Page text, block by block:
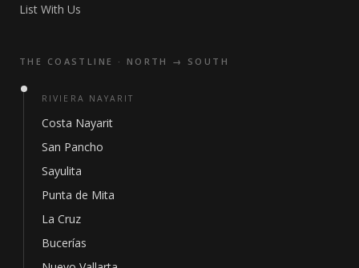
List With Us
THE COASTLINE · NORTH → SOUTH
RIVIERA NAYARIT
Costa Nayarit
San Pancho
Sayulita
Punta de Mita
La Cruz
Bucerías